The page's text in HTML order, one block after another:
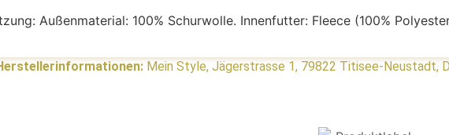
Außenmaterial: 100% Schurwolle. Innenfutter: Fleece (100%
Mein Style, Jägerstrasse 1, 79822 Titisee-Neustadt,